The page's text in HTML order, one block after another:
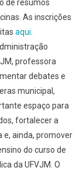
de resumos
As inscrições
aqui
professora
debates e
municipal,
espaço para
fortalecer a
e, ainda, promover
do curso de
da UFVJM. O